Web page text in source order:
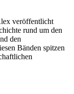
veröffentlicht
rund um den
den
Bänden spitzen